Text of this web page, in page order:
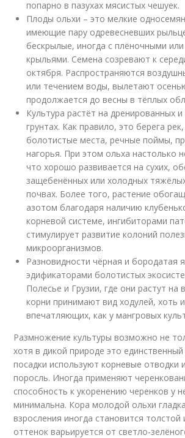
попарно в пазухах мясистых чешуек.
Плоды ольхи – это мелкие
имеющие пару одревесневших
бескрылые, иногда с плёночными
крыльями. Семена созревают к
октября. Распространяются
или течением воды, вылетают
продолжается до весны в тёплых
Культура растёт на дренированных
грунтах. Как правило, это берега
болотистые места, речные поймы,
нагорья. При этом ольха настолько
что хорошо развивается на сухих,
защебенённых или холодных
почвах. Более того, растение
азотом благодаря наличию
корневой системе, ингибиторами
стимулирует развитие колоний
микроорганизмов.
Разновидности чёрная и бородатая
эдификаторами болотистых
Полесье и Грузии, где они растут на
корни принимают вид ходулей, хоть
впечатляющих, как у мангровых
Размножение культуры возможно не
хотя в дикой природе это
посадки используют корневые отводки
поросль. Иногда применяют
способность к укоренению черенков у
минимальна. Кора молодой ольхи
взросления иногда становится толстой
оттенок варьируется от светло-